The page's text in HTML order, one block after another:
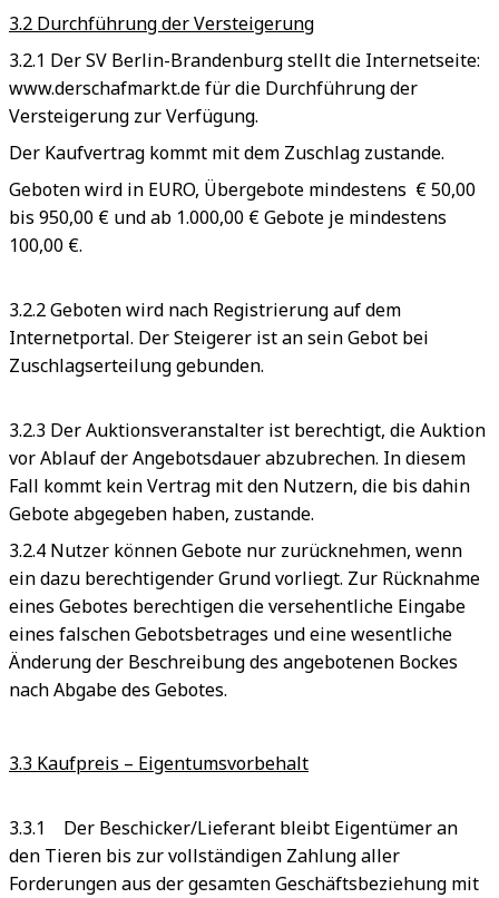
3.2 Durchführung der Versteigerung
3.2.1 Der SV Berlin-Brandenburg stellt die Internetseite:
www.derschafmarkt.de für die Durchführung der
Versteigerung zur Verfügung.
Der Kaufvertrag kommt mit dem Zuschlag zustande.
Geboten wird in EURO, Übergebote mindestens € 50,00
bis 950,00 € und ab 1.000,00 € Gebote je mindestens
100,00 €.
3.2.2 Geboten wird nach Registrierung auf dem
Internetportal. Der Steigerer ist an sein Gebot bei
Zuschlagserteilung gebunden.
3.2.3 Der Auktionsveranstalter ist berechtigt, die Auktion
vor Ablauf der Angebotsdauer abzubrechen. In diesem
Fall kommt kein Vertrag mit den Nutzern, die bis dahin
Gebote abgegeben haben, zustande.
3.2.4 Nutzer können Gebote nur zurücknehmen, wenn
ein dazu berechtigender Grund vorliegt. Zur Rücknahme
eines Gebotes berechtigen die versehentliche Eingabe
eines falschen Gebotsbetrages und eine wesentliche
Änderung der Beschreibung des angebotenen Bockes
nach Abgabe des Gebotes.
3.3 Kaufpreis – Eigentumsvorbehalt
3.3.1 Der Beschicker/Lieferant bleibt Eigentümer an
den Tieren bis zur vollständigen Zahlung aller
Forderungen aus der gesamten Geschäftsbeziehung mit